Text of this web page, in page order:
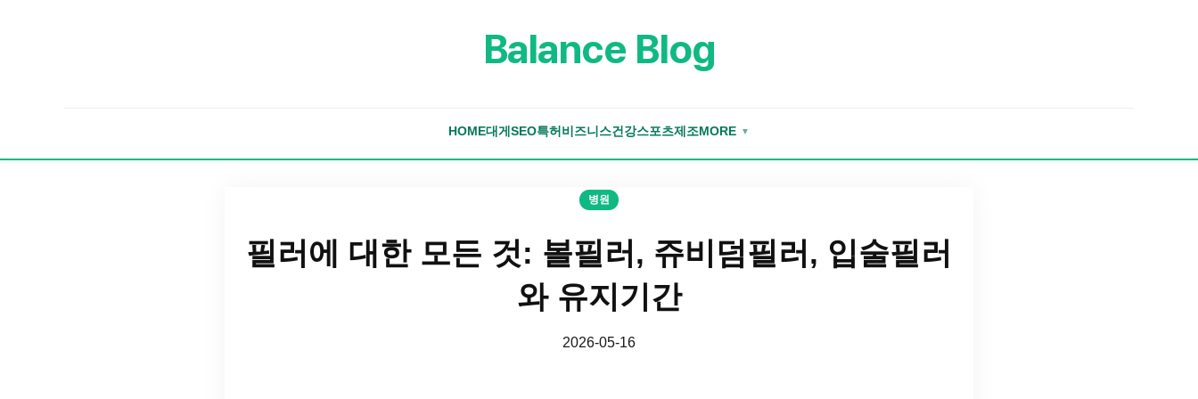
Balance Blog
HOME대게 SEO특허 비즈니스건강스포츠제조MORE ▼
병원
필러에 대한 모든 것: 볼필러, 쥬비덤필러, 입술필러
와 유지기간
2026-05-16